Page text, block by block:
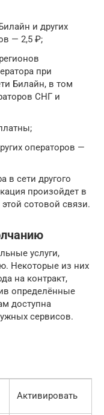
и других
— 2,5 ₽;
при
Билайн, в том
СНГ и
операторов —
в сети другого
произойдет в
сотовой связи.
услуги,
Некоторые из них
на контракт,
определённые
доступна
сервисов.
Активировать